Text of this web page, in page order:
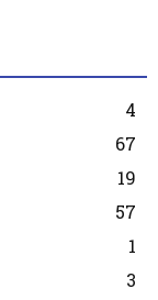
4
67
19
57
1
3